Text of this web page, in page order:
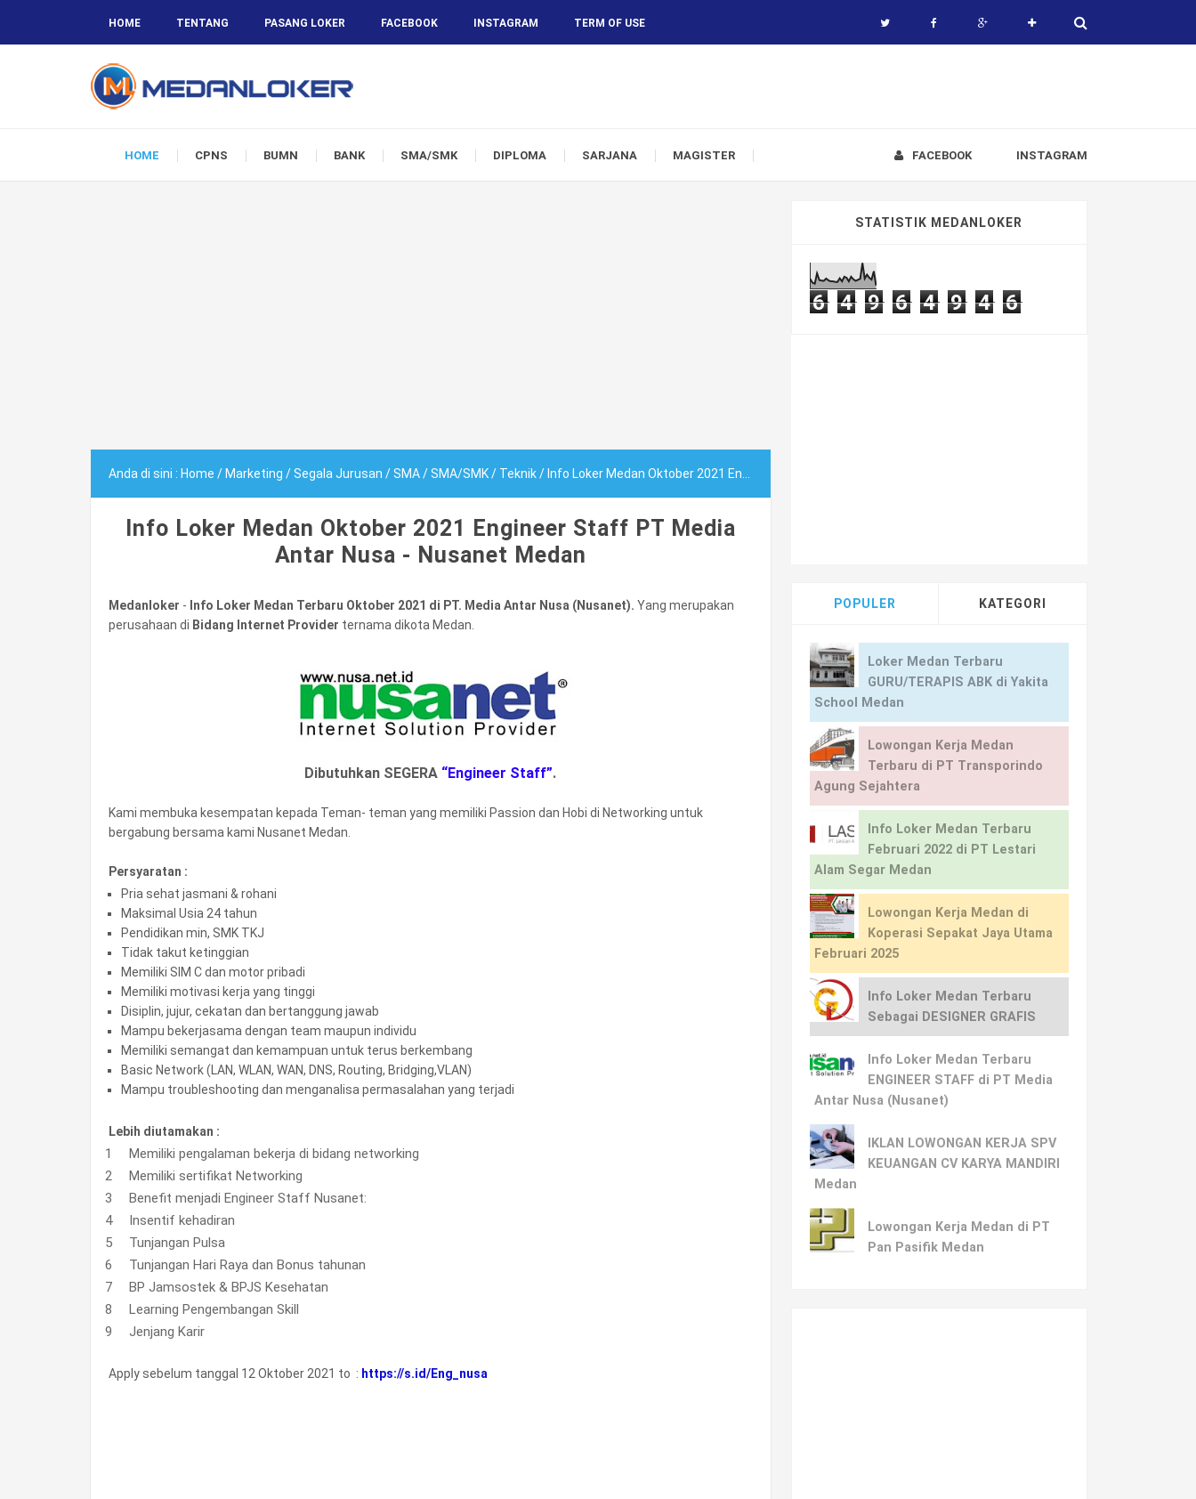
HOME TENTANG PASANG LOKER FACEBOOK INSTAGRAM TERM OF USE
HOME CPNS BUMN BANK SMA/SMK DIPLOMA SARJANA MAGISTER INSTAGRAM
FACEBOOK
Anda di sini : Home / Marketing /Segala Jurusan /SMA/SMA/SMK/ Teknik/ Info Loker Medan Oktober 2021 Engineer Staff PT Media Antar Nusa - Nusanet Medan
Info Loker Medan Oktober 2021 Engineer Staff PT Media
Antar Nusa - Nusanet Medan
Medanloker - Info Loker Medan Terbaru Oktober 2021 di PT. Media Antar Nusa (Nusanet). Yang merupakan
perusahaan di Bidang Internet Provider ternama dikota Medan.
Dibutuhkan SEGERA “Engineer Staff”.
Kami membuka kesempatan kepada Teman- teman yang memiliki Passion dan Hobi di Networking untuk
bergabung bersama kami Nusanet Medan.
Persyaratan :
Pria sehat jasmani & rohani
Maksimal Usia 24 tahun
Pendidikan min, SMK TKJ
Tidak takut ketinggian
Memiliki SIM C dan motor pribadi
Memiliki motivasi kerja yang tinggi
Disiplin, jujur, cekatan dan bertanggung jawab
Mampu bekerjasama dengan team maupun individu
Memiliki semangat dan kemampuan untuk terus berkembang
Basic Network (LAN, WLAN, WAN, DNS, Routing, Bridging,VLAN)
Mampu troubleshooting dan menganalisa permasalahan yang terjadi
Lebih diutamakan :
Memiliki pengalaman bekerja di bidang networking
Memiliki sertifikat Networking
Benefit menjadi Engineer Staff Nusanet:
Insentif kehadiran
Tunjangan Pulsa
Tunjangan Hari Raya dan Bonus tahunan
BP Jamsostek & BPJS Kesehatan
Learning Pengembangan Skill
Jenjang Karir
Apply sebelum tanggal 12 Oktober 2021 to : https://s.id/Eng_nusa
STATISTIK MEDANLOKER
6 4 9 6 4 9 4 6
POPULER KATEGORI
Loker Medan Terbaru
GURU/TERAPIS ABK di Yakita
School Medan
Lowongan Kerja Medan
Terbaru di PT Transporindo
Agung Sejahtera
Info Loker Medan Terbaru
Februari 2022 di PT Lestari
Alam Segar Medan
Lowongan Kerja Medan di
Koperasi Sepakat Jaya Utama
Februari 2025
Info Loker Medan Terbaru
Sebagai DESIGNER GRAFIS
Info Loker Medan Terbaru
ENGINEER STAFF di PT Media
Antar Nusa (Nusanet)
IKLAN LOWONGAN KERJA SPV
KEUANGAN CV KARYA MANDIRI
Medan
Lowongan Kerja Medan di PT
Pan Pasifik Medan